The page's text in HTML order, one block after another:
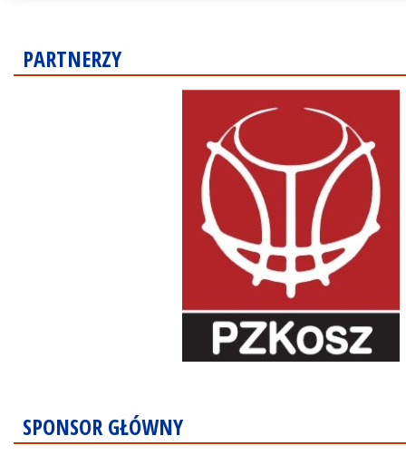
PARTNERZY
SPONSOR GŁÓWNY